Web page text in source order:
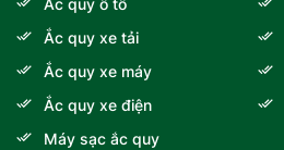
Ắc quy xe tải
Ắc quy xe máy
Ắc quy xe điện
Máy sạc ắc quy